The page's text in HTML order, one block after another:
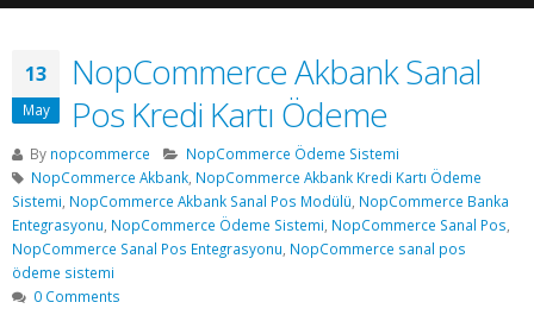
13
May
NopCommerce Akbank Sanal
Pos Kredi Kartı Ödeme
By nopcommerce
NopCommerce Ödeme Sistemi
NopCommerce Akbank NopCommerce Akbank Kredi Kartı Ödeme
Sistemi NopCommerce Akbank Sanal Pos Modülü NopCommerce Banka
Entegrasyonu NopCommerce Ödeme Sistemi NopCommerce Sanal Pos
NopCommerce Sanal Pos Entegrasyonu NopCommerce sanal pos
ödeme sistemi
0 Comments